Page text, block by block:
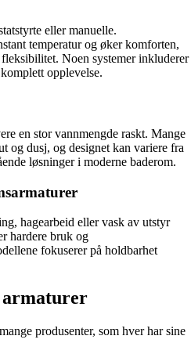
eller manuelle.
temperatur og øker komforten,
Noen systemer inkluderer
opplevelse.
en stor vannmengde raskt. Mange
og dusj, og designet kan variere fra
løsninger i moderne baderom.
hagearbeid eller vask av utstyr
hardere bruk og
fokuserer på holdbarhet
produsenter, som hver har sine